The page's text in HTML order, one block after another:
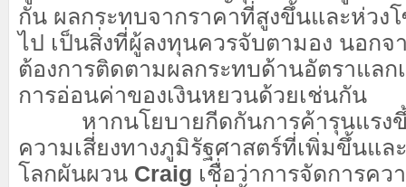
กัน ผลกระทบจากราคาที่สูงขึ้นและห่วง
ไป เป็นสิ่งที่ผู้ลงทุนควรจับตามอง นอกจ
ต้องการติดตามผลกระทบด้านอัตราแลก
การอ่อนค่าของเงินหยวนด้วยเช่นกัน
หากนโยบายกีดกันการค้ารุนแรงขึ้
ความเสี่ยงทางภูมิรัฐศาสตร์ที่เพิ่มขึ้นแล
โลกผันผวน Craig เชื่อว่าการจัดการคว